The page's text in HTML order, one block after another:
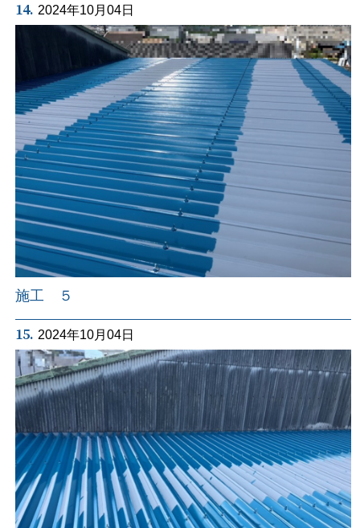
14. 2024年10月04日
施工 ５
15. 2024年10月04日